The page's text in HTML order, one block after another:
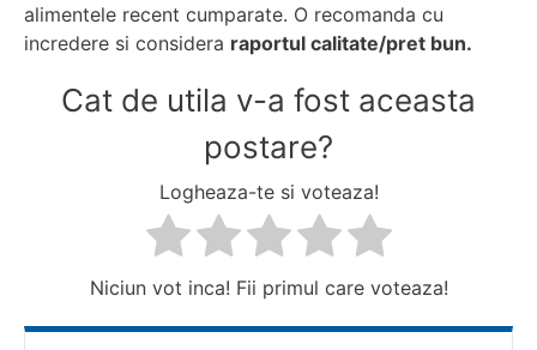
alimentele recent cumparate. O recomanda cu
incredere si considera raportul calitate/pret bun.
Cat de utila v-a fost aceasta
postare?
Logheaza-te si voteaza!
Niciun vot inca! Fii primul care voteaza!